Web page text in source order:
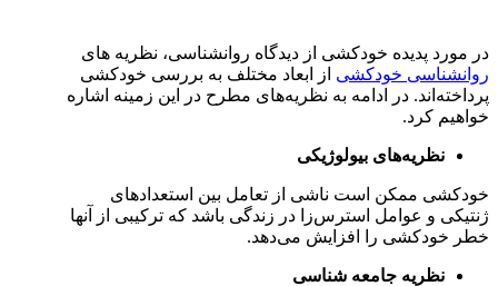
در مورد پدیده خودکشی از دیدگاه روانشناسی، نظریه ‌های
روانشناسی خودکشی از ابعاد مختلف به بررسی خودکشی
پرداخته‌اند. در ادامه به نظریه‌های مطرح در این زمینه اشاره
خواهیم کرد.
نظریه‌های بیولوژیکی
خودکشی ممکن است ناشی از تعامل بین استعدادهای
ژنتیکی و عوامل استرس‌زا در زندگی باشد که ترکیبی از آنها
خطر خودکشی را افزایش می‌دهد.
نظریه جامعه شناسی